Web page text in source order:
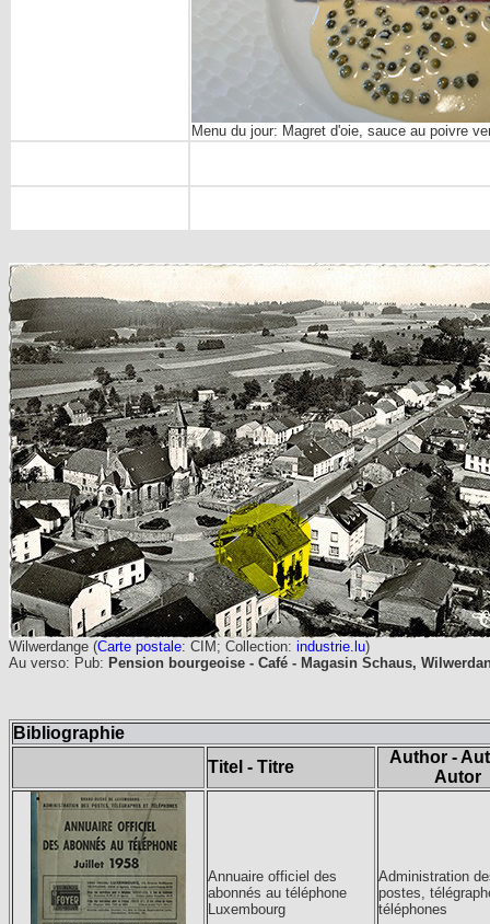
Menu du jour: Magret d'oie, sauce au poivre
Wilwerdange (Carte postale: CIM; Collection: industrie.lu)
Au verso: Pub: Pension bourgeoise - Café - Magasin Schaus,
Bibliographie
Titel - Titre
Author -
Autor
Annuaire officiel des
abonnés au téléphone
Luxembourg
Administration
postes,
téléphones